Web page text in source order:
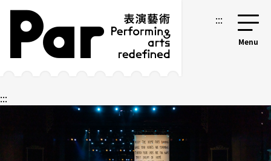
跳到主要內容區塊
網站導覽 :::
:::